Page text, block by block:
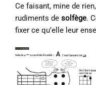
Ce faisant, mine de
rudiments de solfège.
fixer ce qu’elle leur